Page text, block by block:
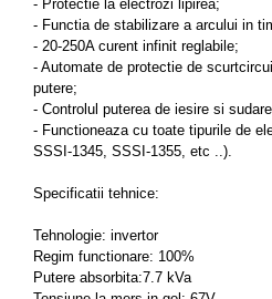
Despicatoare de lemne
Granulatoare de furaje
Tocatoare de furaje
- Protectie la electrozi lipirea;
- Functia de stabilizare a arcului in
- 20-250A curent infinit reglabile;
- Automate de protectie de
putere;
- Controlul puterea de iesire si
- Functioneaza cu toate tipurile de
SSSI-1345, SSSI-1355, etc ..).
Specificatii tehnice:
Tehnologie: invertor
Regim functionare: 100%
Putere absorbita:7.7 kVa